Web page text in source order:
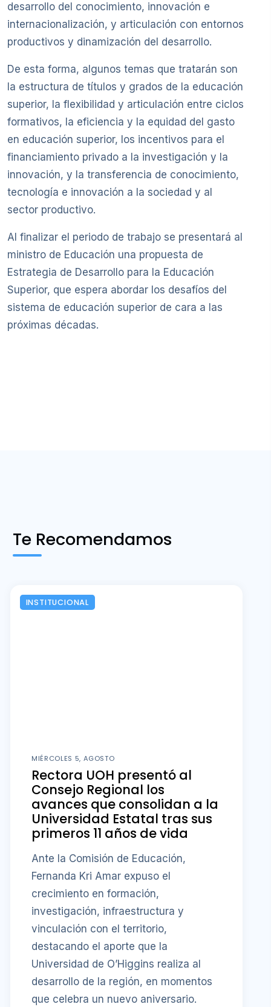
desarrollo del conocimiento, innovación e
internacionalización, y articulación con entornos
productivos y dinamización del desarrollo.
De esta forma, algunos temas que tratarán son
la estructura de títulos y grados de la educación
superior, la flexibilidad y articulación entre ciclos
formativos, la eficiencia y la equidad del gasto
en educación superior, los incentivos para el
financiamiento privado a la investigación y la
innovación, y la transferencia de conocimiento,
tecnología e innovación a la sociedad y al
sector productivo.
Al finalizar el periodo de trabajo se presentará al
ministro de Educación una propuesta de
Estrategia de Desarrollo para la Educación
Superior, que espera abordar los desafíos del
sistema de educación superior de cara a las
próximas décadas.
Te Recomendamos
INSTITUCIONAL
MIÉRCOLES 5, AGOSTO
Rectora UOH presentó al
Consejo Regional los
avances que consolidan a la
Universidad Estatal tras sus
primeros 11 años de vida
Ante la Comisión de Educación,
Fernanda Kri Amar expuso el
crecimiento en formación,
investigación, infraestructura y
vinculación con el territorio,
destacando el aporte que la
Universidad de O’Higgins realiza al
desarrollo de la región, en momentos
que celebra un nuevo aniversario.